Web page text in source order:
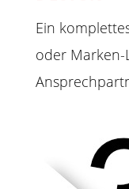
Ein
oder Marken-